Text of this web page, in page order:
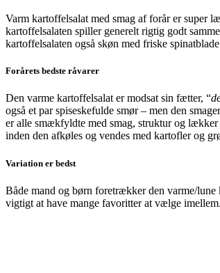
Varm kartoffelsalat med smag af forår er super
kartoffelsalaten spiller generelt rigtig godt
kartoffelsalaten også skøn med friske
Forårets bedste råvarer
Den varme kartoffelsalat er modsat sin fætter, “
også et par spiseskefulde smør – men den
er alle smækfyldte med smag, struktur og
inden den afkøles og vendes med kartofler og
Variation er bedst
Både mand og børn foretrækker den varme/
vigtigt at have mange favoritter at vælge